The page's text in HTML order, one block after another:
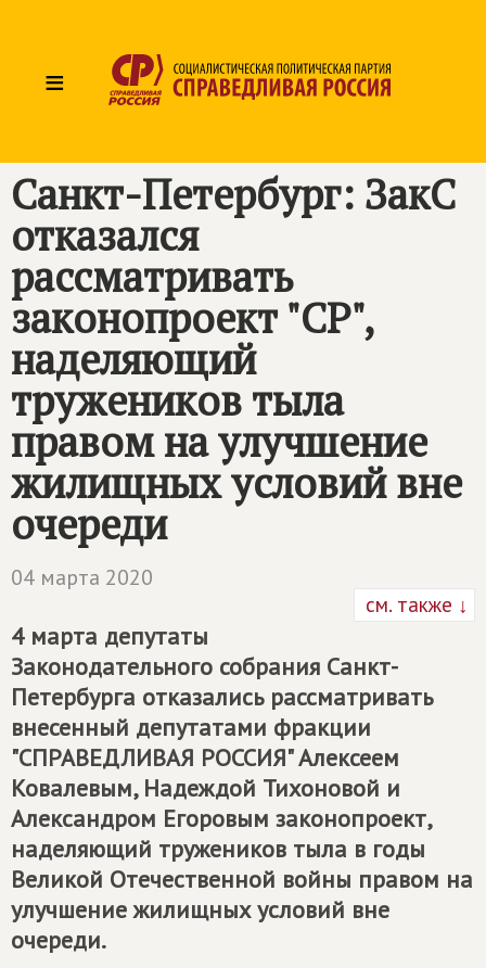
≡
Санкт-Петербург: ЗакС
отказался
рассматривать
законопроект "СР",
наделяющий
тружеников тыла
правом на улучшение
жилищных условий вне
очереди
04 марта 2020
см. также ↓
4 марта депутаты
Законодательного собрания Санкт-
Петербурга отказались рассматривать
внесенный депутатами фракции
"СПРАВЕДЛИВАЯ РОССИЯ" Алексеем
Ковалевым, Надеждой Тихоновой и
Александром Егоровым законопроект,
наделяющий тружеников тыла в годы
Великой Отечественной войны правом на
улучшение жилищных условий вне
очереди.